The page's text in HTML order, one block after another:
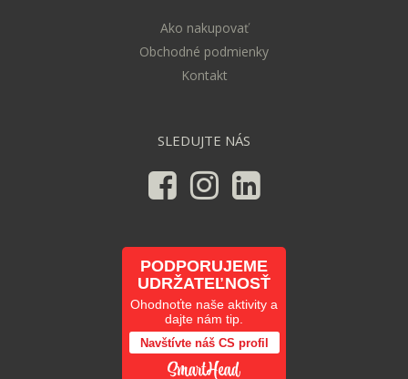
Ako nakupovať
Obchodné podmienky
Kontakt
SLEDUJTE NÁS
PODPORUJEME
UDRŽATEĽNOSŤ
Ohodnoťte naše aktivity a
dajte nám tip.
Navštívte náš CS profil